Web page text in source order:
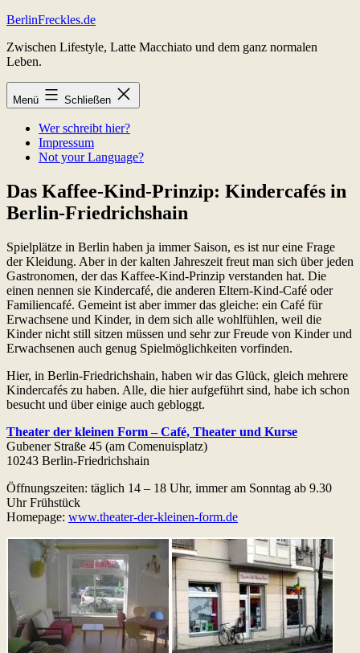
Zum
springen
BerlinFreckles.de
Zwischen Lifestyle, Latte Macchiato und dem ganz normalen
Leben.
Menü Schließen
Wer schreibt hier?
Impressum
Not your Language?
Das Kaffee-Kind-Prinzip: Kindercafés in
Berlin-Friedrichshain
Spielplätze in Berlin haben ja immer Saison, es ist nur eine Frage
der Kleidung. Aber in der kalten Jahreszeit freut man sich über jeden
Gastronomen, der das Kaffee-Kind-Prinzip verstanden hat. Die
einen nennen sie Kindercafé, die anderen Eltern-Kind-Café oder
Familiencafé. Gemeint ist aber immer das gleiche: ein Café für
Erwachsene und Kinder, in dem sich alle wohlfühlen, weil die
Kinder nicht still sitzen müssen und sehr zur Freude von Kinder und
Erwachsenen auch genug Spielmöglichkeiten vorfinden.
Hier, in Berlin-Friedrichshain, haben wir das Glück, gleich mehrere
Kindercafés zu haben. Alle, die hier aufgeführt sind, habe ich schon
besucht und über einige auch gebloggt.
Theater der kleinen Form – Café, Theater und Kurse
Gubener Straße 45 (am Comenuisplatz)
10243 Berlin-Friedrichshain
Öffnungszeiten: täglich 14 – 18 Uhr, immer am Sonntag ab 9.30
Uhr Frühstück
Homepage: www.theater-der-kleinen-form.de